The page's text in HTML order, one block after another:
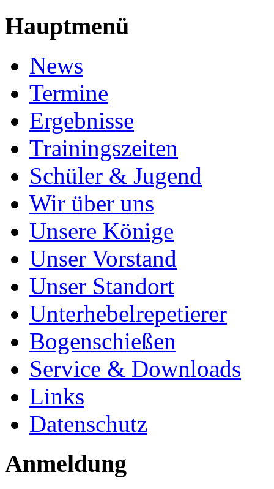
Hauptmenü
News
Termine
Ergebnisse
Trainingszeiten
Schüler & Jugend
Wir über uns
Unsere Könige
Unser Vorstand
Unser Standort
Unterhebelrepetierer
Bogenschießen
Service & Downloads
Links
Datenschutz
Anmeldung